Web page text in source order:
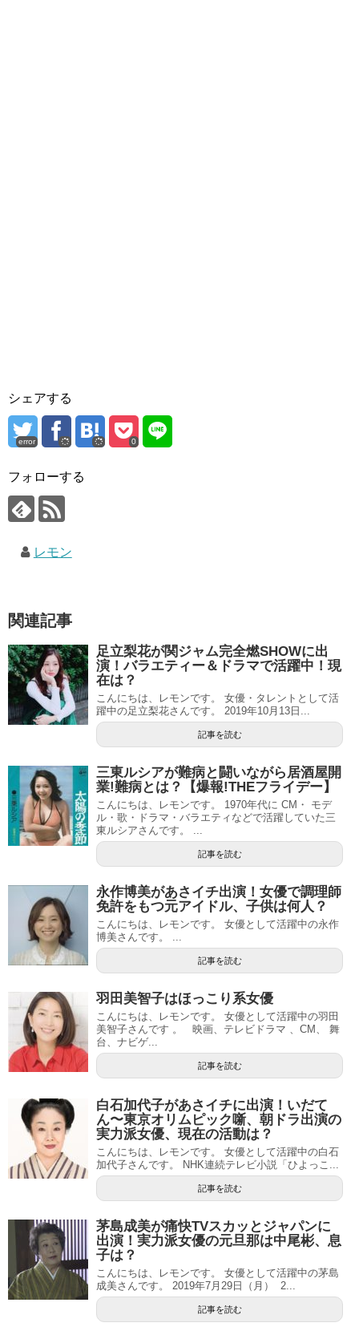
シェアする
error 0
フォローする
レモン
関連記事
足立梨花が関ジャム完全燃SHOWに出
演！バラエティー＆ドラマで活躍中！現
在は？
こんにちは、レモンです。 女優・タレントとして活
躍中の足立梨花さんです。 2019年10月13日...
記事を読む
三東ルシアが難病と闘いながら居酒屋開
業!難病とは？【爆報!THEフライデー】
こんにちは、レモンです。 1970年代に CM・ モデ
ル・歌・ドラマ・バラエティなどで活躍していた三
東ルシアさんです。 ...
記事を読む
永作博美があさイチ出演！女優で調理師
免許をもつ元アイドル、子供は何人？
こんにちは、レモンです。 女優として活躍中の永作
博美さんです。 ...
記事を読む
羽田美智子はほっこり系女優
こんにちは、レモンです。 女優として活躍中の羽田
美智子さんです 。 映画、テレビドラマ 、CM、 舞
台、ナビゲ...
記事を読む
白石加代子があさイチに出演！いだて
ん〜東京オリムピック噺、朝ドラ出演の
実力派女優、現在の活動は？
こんにちは、レモンです。 女優として活躍中の白石
加代子さんです。 NHK連続テレビ小説「ひよっこ...
記事を読む
茅島成美が痛快TVスカッとジャパンに
出演！実力派女優の元旦那は中尾彬、息
子は？
こんにちは、レモンです。 女優として活躍中の茅島
成美さんです。 2019年7月29日（月） 2...
記事を読む